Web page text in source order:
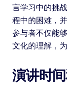
言学习中的挑
程中的困难，
参与者不仅能
文化的理解，
演讲时